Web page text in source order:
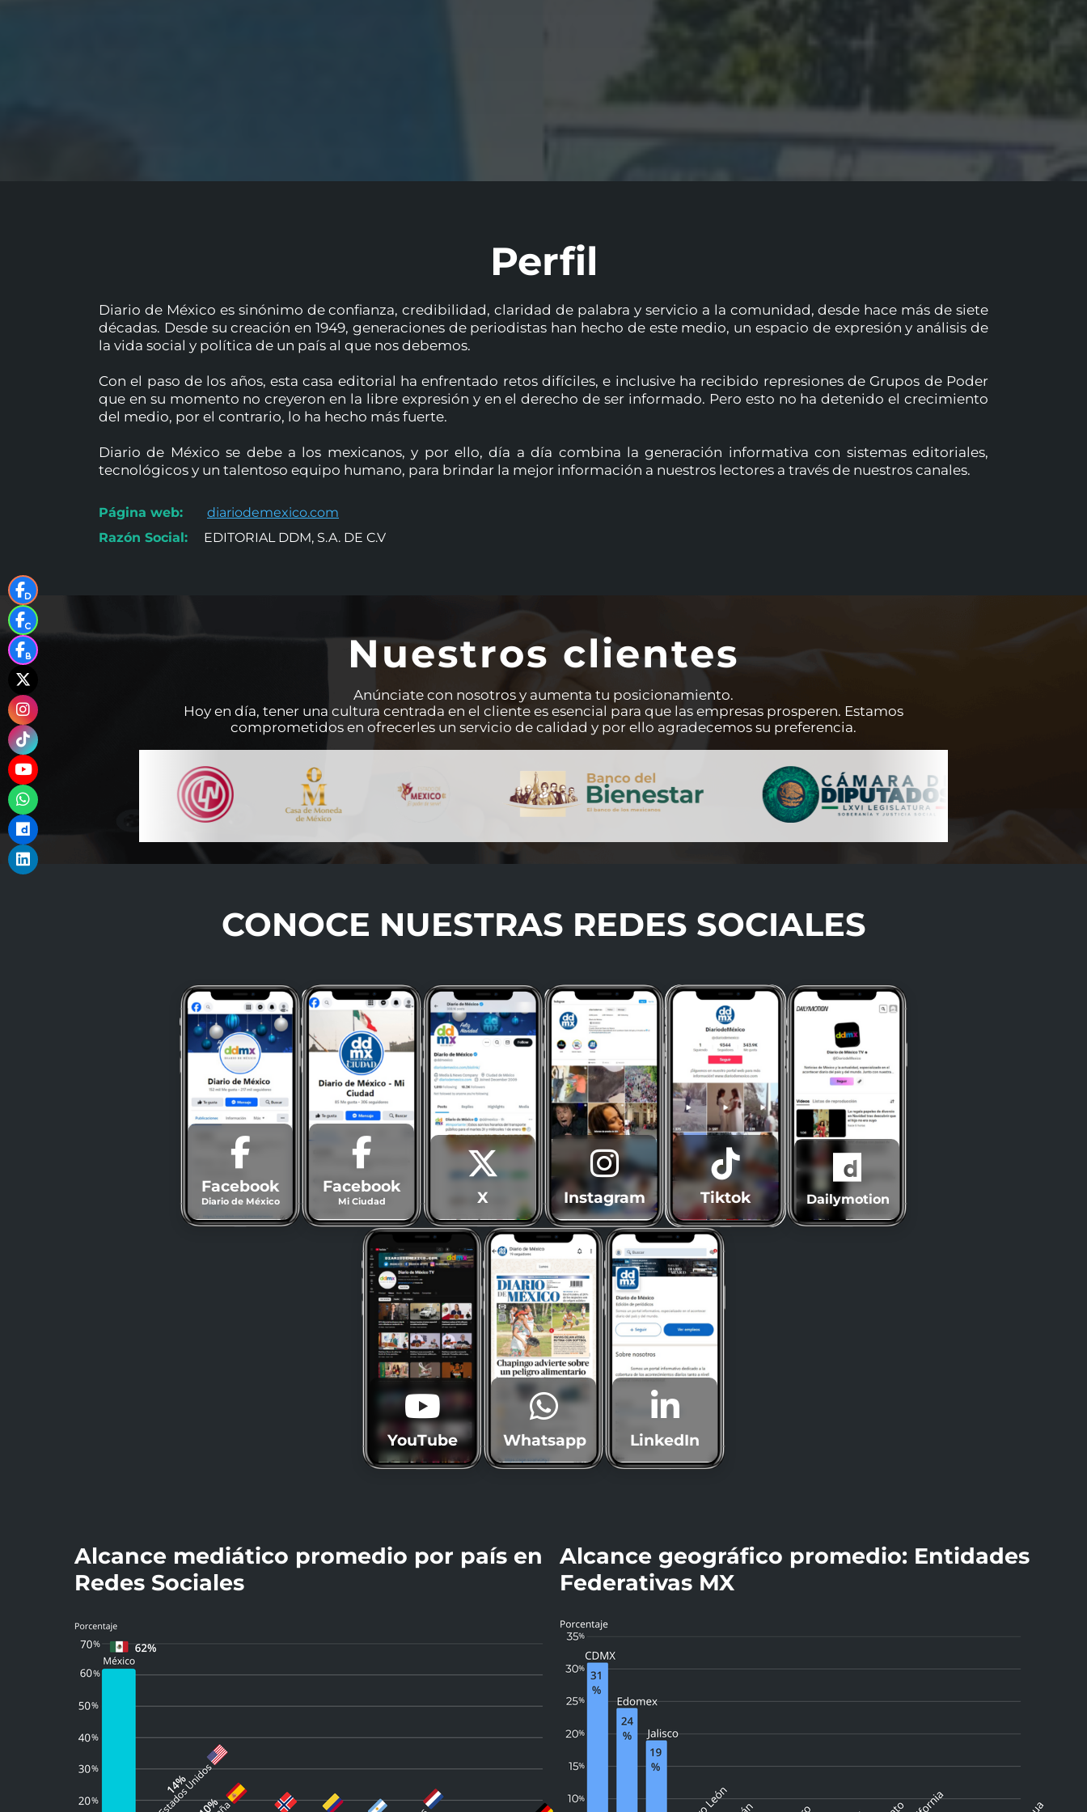
Perfil
Diario de México es sinónimo de confianza, credibilidad, claridad de palabra y servicio a la comunidad, desde hace más de siete
décadas. Desde su creación en 1949, generaciones de periodistas han hecho de este medio, un espacio de expresión y análisis de
la vida social y política de un país al que nos debemos.
Con el paso de los años, esta casa editorial ha enfrentado retos difíciles, e inclusive ha recibido represiones de Grupos de Poder
que en su momento no creyeron en la libre expresión y en el derecho de ser informado. Pero esto no ha detenido el crecimiento
del medio, por el contrario, lo ha hecho más fuerte.
Diario de México se debe a los mexicanos, y por ello, día a día combina la generación informativa con sistemas editoriales,
tecnológicos y un talentoso equipo humano, para brindar la mejor información a nuestros lectores a través de nuestros canales.
Página web:
diariodemexico.com
Razón Social:
EDITORIAL DDM, S.A. DE C.V
Nuestros clientes
Anúnciate con nosotros y aumenta tu posicionamiento.
Hoy en día, tener una cultura centrada en el cliente es esencial para que las empresas prosperen. Estamos
comprometidos en ofrecerles un servicio de calidad y por ello agradecemos su preferencia.
CONOCE NUESTRAS REDES SOCIALES
Facebook
Diario de México
Facebook
Mi Ciudad X Instagram Tiktok Dailymotion
YouTube Whatsapp LinkedIn
Alcance mediático promedio por país en
Redes Sociales
Alcance geográfico promedio: Entidades
Federativas MX